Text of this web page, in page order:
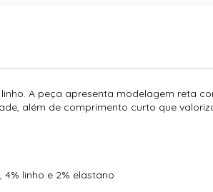
A peça apresenta modelagem reta
além de comprimento curto que
4% linho e 2% elastano